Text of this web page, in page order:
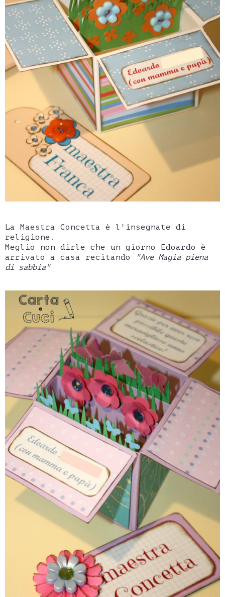
La Maestra Concetta è l'insegnate di
religione.
Meglio non dirle che un giorno Edoardo è
arrivato a casa recitando
"Ave Magia piena
di sabbia"